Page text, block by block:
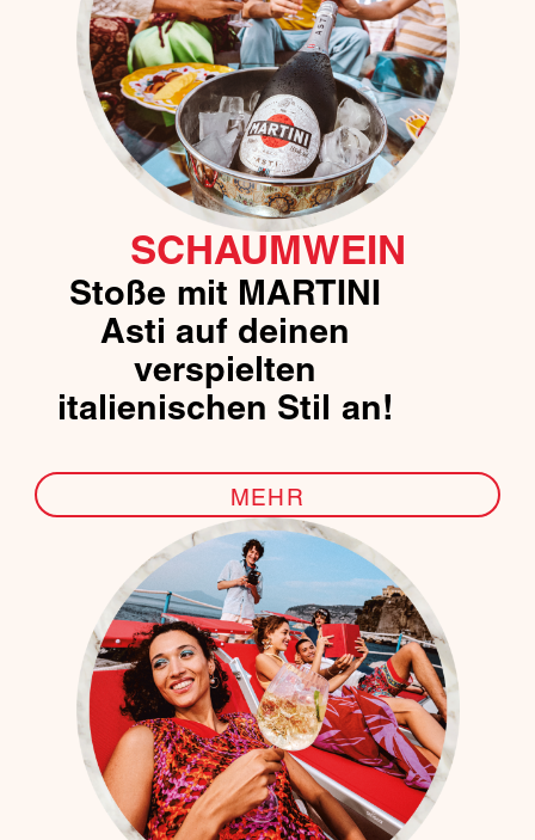
SCHAUMWEIN
Stoße mit MARTINI
Asti auf deinen
verspielten
italienischen Stil an!
MEHR